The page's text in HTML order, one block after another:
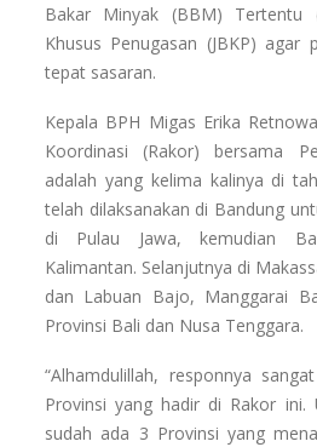
Bakar Minyak (BBM) Tertentu
Khusus Penugasan (JBKP) agar
tepat sasaran.
Kepala BPH Migas Erika
Koordinasi (Rakor) bersama
adalah yang kelima kalinya di
telah dilaksanakan di Bandung
di Pulau Jawa, kemudian
Kalimantan. Selanjutnya di
dan Labuan Bajo, Manggarai
Provinsi Bali dan Nusa Tenggara.
“Alhamdulillah, responnya
Provinsi yang hadir di Rakor ini.
sudah ada 3 Provinsi yang